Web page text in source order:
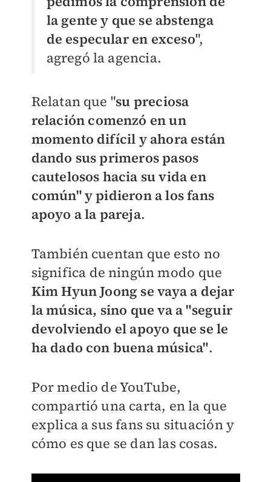
la gente y que se abstenga
de especular en exceso",
agregó la agencia.
Relatan que "su preciosa
relación comenzó en un
momento difícil y ahora están
dando sus primeros pasos
cautelosos hacia su vida en
común" y pidieron a los fans
apoyo a la pareja.
También cuentan que esto no
significa de ningún modo que
Kim Hyun Joong se vaya a dejar
la música, sino que va a "seguir
devolviendo el apoyo que se le
ha dado con buena música".
Por medio de YouTube,
compartió una carta, en la que
explica a sus fans su situación y
cómo es que se dan las cosas.